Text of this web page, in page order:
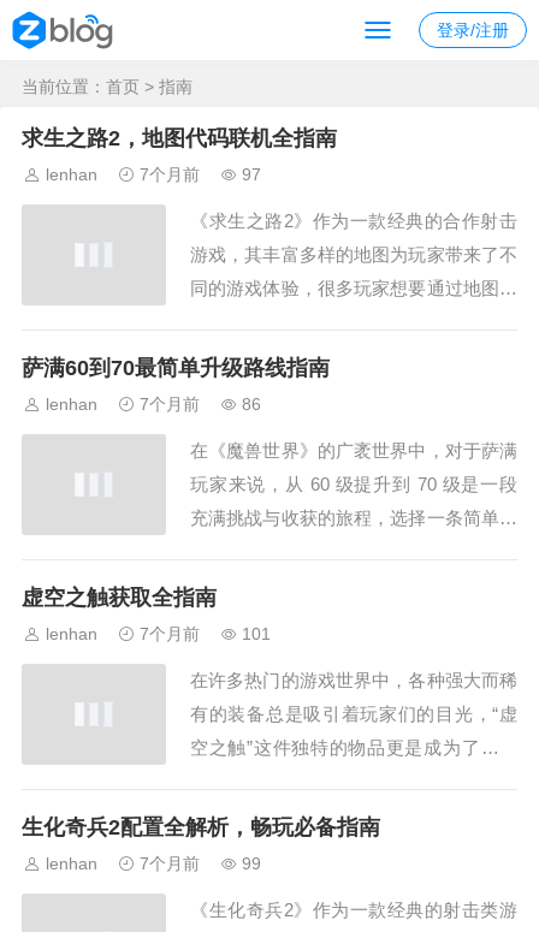
登录/注册
当前位置： 首页 > 指南
求生之路2，地图代码联机全指南
lenhan 7个月前 97
《求生之路2》作为一款经典的合作射击
游戏，其丰富多样的地图为玩家带来了不
同的游戏体验，很多玩家想要通过地图代
面就为大家详细介绍求生之路2地图代码
图代码通常可以在一些游戏论坛、社区或
者专门的《求...
萨满60到70最简单升级路线指南
lenhan 7个月前 86
在《魔兽世界》的广袤世界中，对于萨满
玩家来说，从 60 级提升到 70 级是一段
充满挑战与收获的旅程，选择一条简单高
过这段时光，更快地体验到高等级带来的
火半岛当我们达到 60...
虚空之触获取全指南
lenhan 7个月前 101
在许多热门的游戏世界中，各种强大而稀
有的装备总是吸引着玩家们的目光，“虚
空之触”这件独特的物品更是成为了众多
么获得呢？下面就为大家详细介绍，了解
空之触往往具有特殊的属性和强大的能
生化奇兵2配置全解析，畅玩必备指南
lenhan 7个月前 99
《生化奇兵2》作为一款经典的射击类游